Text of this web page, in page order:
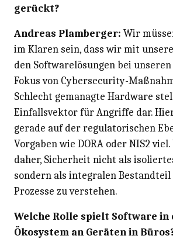
gerückt?
Andreas Plamberger: Wir
im Klaren sein, dass wir mit
den Softwarelösungen bei
Fokus von Cybersecurity-
Schlecht gemanagte Hardware
Einfallsvektor für Angriffe dar.
gerade auf der regulatorischen
Vorgaben wie DORA oder NIS2
daher, Sicherheit nicht als
sondern als integralen
Prozesse zu verstehen.
Welche Rolle spielt Software in
Ökosystem an Geräten in